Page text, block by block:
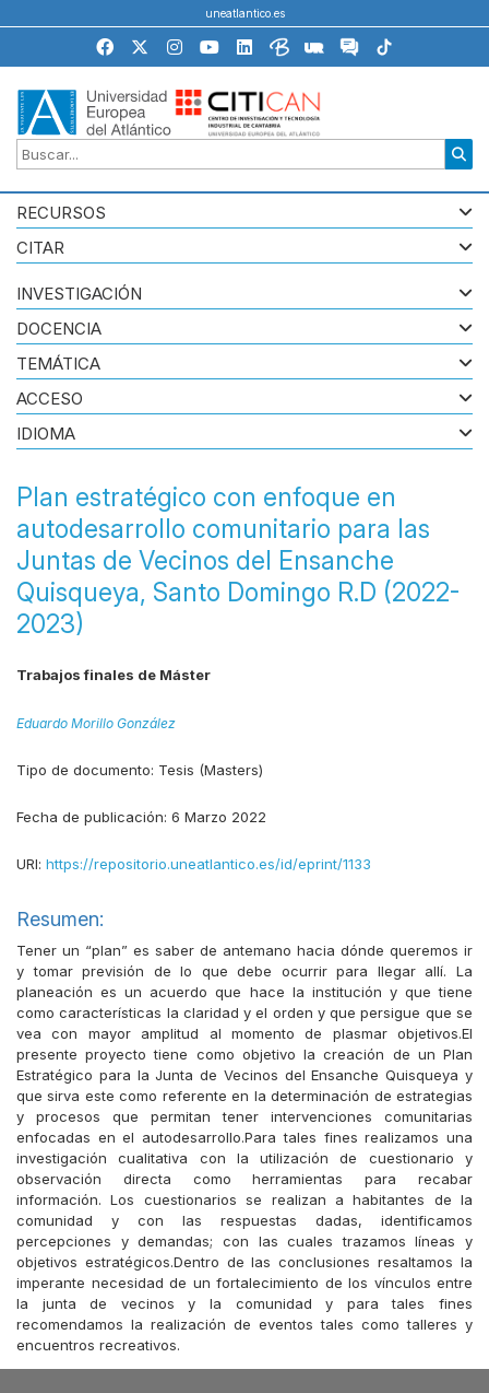
uneatlantico.es
RECURSOS
CITAR
Plan estratégico con enfoque en
autodesarrollo comunitario para las
Juntas de Vecinos del Ensanche
Quisqueya, Santo Domingo R.D (2022-
2023)
Trabajos finales de Máster
Eduardo Morillo González
Tipo de documento: Tesis (Masters)
Fecha de publicación: 6 Marzo 2022
URI: https://repositorio.uneatlantico.es/id/eprint/1133
Resumen:
Tener un “plan” es saber de antemano hacia dónde queremos ir
y tomar previsión de lo que debe ocurrir para llegar allí. La
planeación es un acuerdo que hace la institución y que tiene
como características la claridad y el orden y que persigue que se
vea con mayor amplitud al momento de plasmar objetivos.El
presente proyecto tiene como objetivo la creación de un Plan
Estratégico para la Junta de Vecinos del Ensanche Quisqueya y
que sirva este como referente en la determinación de estrategias
y procesos que permitan tener intervenciones comunitarias
enfocadas en el autodesarrollo.Para tales fines realizamos una
investigación cualitativa con la utilización de cuestionario y
observación directa como herramientas para recabar
información. Los cuestionarios se realizan a habitantes de la
comunidad y con las respuestas dadas, identificamos
percepciones y demandas; con las cuales trazamos líneas y
objetivos estratégicos.Dentro de las conclusiones resaltamos la
imperante necesidad de un fortalecimiento de los vínculos entre
la junta de vecinos y la comunidad y para tales fines
recomendamos la realización de eventos tales como talleres y
encuentros recreativos.
INVESTIGACIÓN
DOCENCIA
TEMÁTICA
ACCESO
IDIOMA